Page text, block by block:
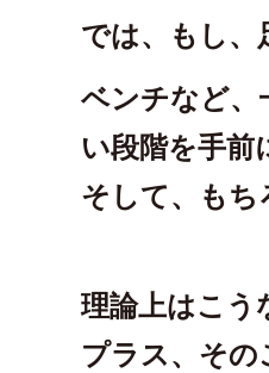
では、もし、
ベンチなど、
い段階を手前
そして、もち
理論上はこう
プラス、その